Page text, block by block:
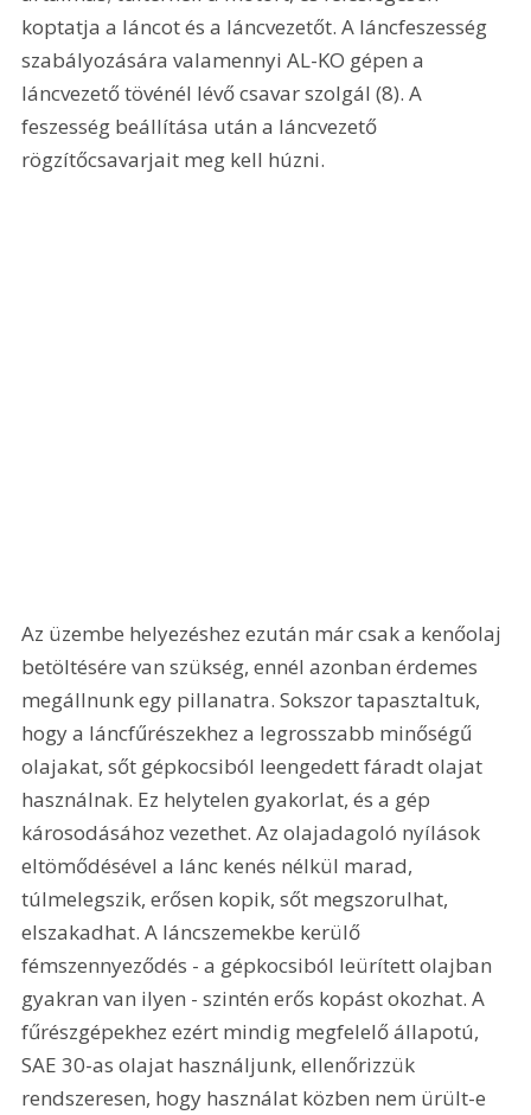
koptatja a láncot és a láncvezetőt. A láncfeszesség
szabályozására valamennyi AL-KO gépen a
láncvezető tövénél lévő csavar szolgál (8). A
feszesség beállítása után a láncvezető
rögzítőcsavarjait meg kell húzni.
Az üzembe helyezéshez ezután már csak a kenőolaj
betöltésére van szükség, ennél azonban érdemes
megállnunk egy pillanatra. Sokszor tapasztaltuk,
hogy a láncfűrészekhez a legrosszabb minőségű
olajakat, sőt gépkocsiból leengedett fáradt olajat
használnak. Ez helytelen gyakorlat, és a gép
károsodásához vezethet. Az olajadagoló nyílások
eltömődésével a lánc kenés nélkül marad,
túlmelegszik, erősen kopik, sőt megszorulhat,
elszakadhat. A láncszemekbe kerülő
fémszennyeződés - a gépkocsiból leürített olajban
gyakran van ilyen - szintén erős kopást okozhat. A
fűrészgépekhez ezért mindig megfelelő állapotú,
SAE 30-as olajat használjunk, ellenőrizzük
rendszeresen, hogy használat közben nem ürült-e